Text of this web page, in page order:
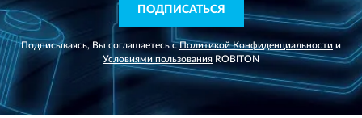
ПОДПИСАТЬСЯ
Подписываясь, Вы соглашаетесь сПолитикой Конфиденциальности и
Условиями пользования ROBITON